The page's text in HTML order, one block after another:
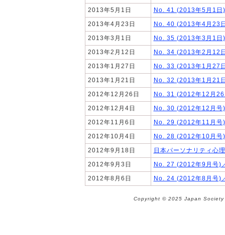
2013年5月1日
No. 41 (2013年5月1日
2013年4月23日
No. 40 (2013年4月23
2013年3月1日
No. 35 (2013年3月1日
2013年2月12日
No. 34 (2013年2月12
2013年1月27日
No. 33 (2013年1月27
2013年1月21日
No. 32 (2013年1月21
2012年12月26日
No. 31 (2012年12月26
2012年12月4日
No. 30 (2012年12月号
2012年11月6日
No. 29 (2012年11月号
2012年10月4日
No. 28 (2012年10月号
2012年9月18日
日本パーソナリティ心
2012年9月3日
No. 27 (2012年9月号)
2012年8月6日
No. 24 (2012年8月号)
Copyright © 2025 Japan